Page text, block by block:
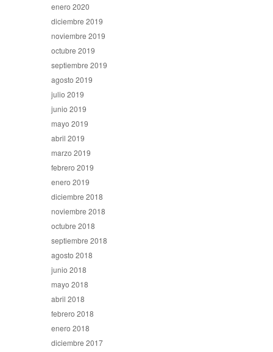
enero 2020
diciembre 2019
noviembre 2019
octubre 2019
septiembre 2019
agosto 2019
julio 2019
junio 2019
mayo 2019
abril 2019
marzo 2019
febrero 2019
enero 2019
diciembre 2018
noviembre 2018
octubre 2018
septiembre 2018
agosto 2018
junio 2018
mayo 2018
abril 2018
febrero 2018
enero 2018
diciembre 2017